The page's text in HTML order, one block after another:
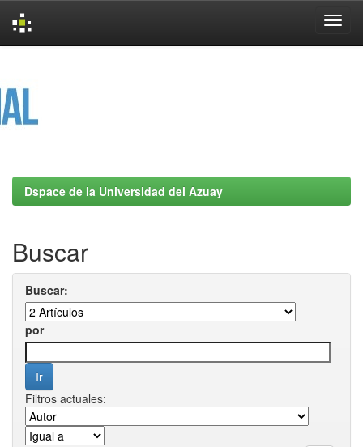
Dspace de la Universidad del Azuay
Buscar
Buscar:
por
Filtros actuales: